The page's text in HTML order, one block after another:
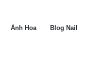
Ảnh Hoa Blog Nail